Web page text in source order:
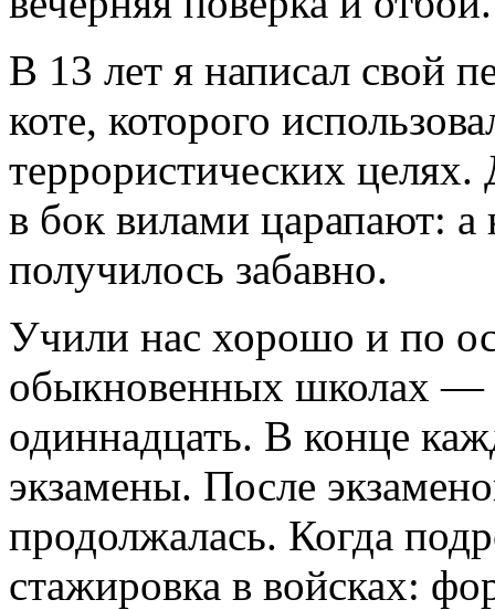
В 13 лет я написал свой
коте, которого
террористических
в бок вилами царапают: а
получилось забавно.
Учили нас хорошо и по
обыкновенных школах —
одиннадцать. В конце
экзамены. После
продолжалась. Когда
стажировка в войсках: